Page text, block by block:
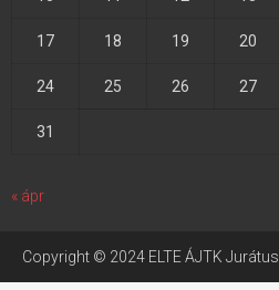
17 18 19 20
24 25 26 27
31
« ápr
Copyright © 2024 ELTE ÁJTK Jurátus